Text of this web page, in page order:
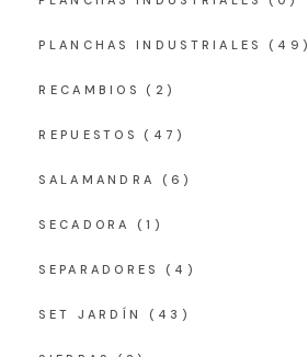
PLANCHAS INDUSTRIALES (49)
RECAMBIOS (2)
REPUESTOS (47)
SALAMANDRA (6)
SECADORA (1)
SEPARADORES (4)
SET JARDÍN (43)